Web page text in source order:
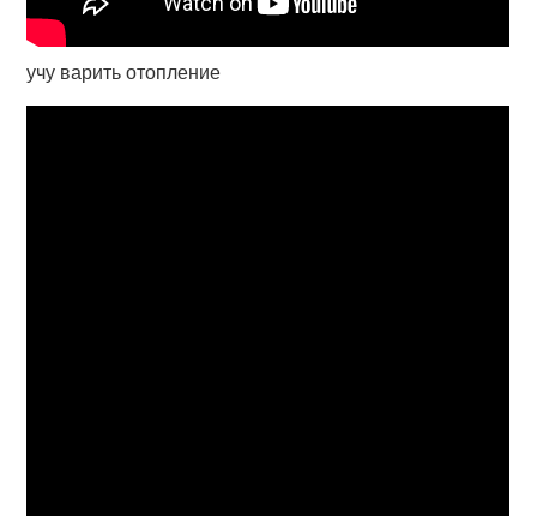
учу варить отопление